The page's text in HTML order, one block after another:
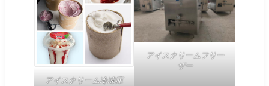
アイスクリーム冷凍庫
アイスクリームフリー
ザー